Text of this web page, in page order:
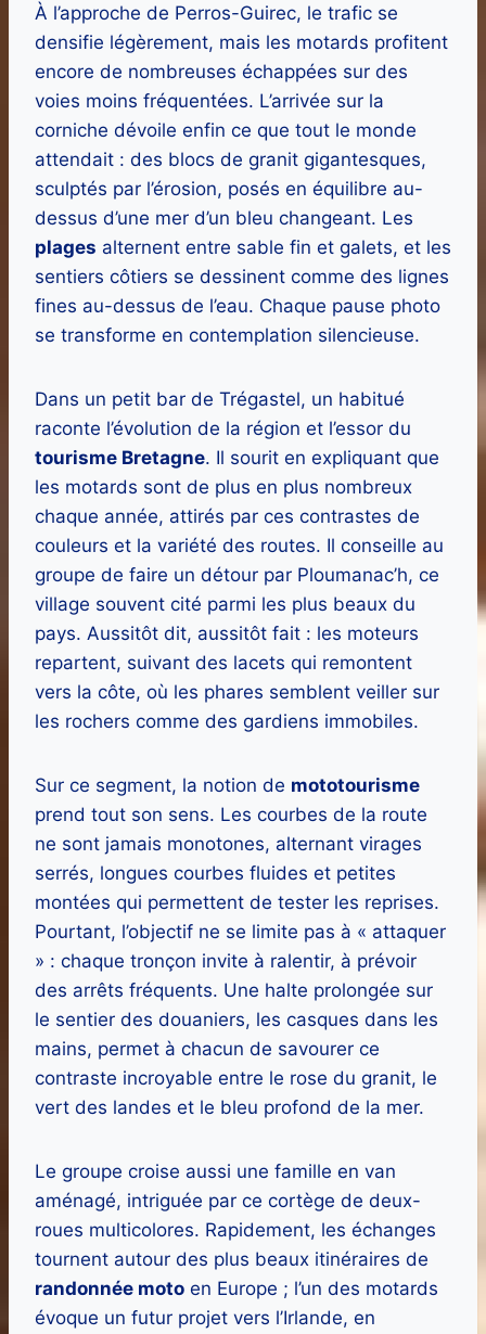
À l’approche de Perros-Guirec, le trafic se
densifie légèrement, mais les motards profitent
encore de nombreuses échappées sur des
voies moins fréquentées. L’arrivée sur la
corniche dévoile enfin ce que tout le monde
attendait : des blocs de granit gigantesques,
sculptés par l’érosion, posés en équilibre au-
dessus d’une mer d’un bleu changeant. Les
plages alternent entre sable fin et galets, et les
sentiers côtiers se dessinent comme des lignes
fines au-dessus de l’eau. Chaque pause photo
se transforme en contemplation silencieuse.
Dans un petit bar de Trégastel, un habitué
raconte l’évolution de la région et l’essor du
tourisme Bretagne. Il sourit en expliquant que
les motards sont de plus en plus nombreux
chaque année, attirés par ces contrastes de
couleurs et la variété des routes. Il conseille au
groupe de faire un détour par Ploumanac’h, ce
village souvent cité parmi les plus beaux du
pays. Aussitôt dit, aussitôt fait : les moteurs
repartent, suivant des lacets qui remontent
vers la côte, où les phares semblent veiller sur
les rochers comme des gardiens immobiles.
Sur ce segment, la notion de mototourisme
prend tout son sens. Les courbes de la route
ne sont jamais monotones, alternant virages
serrés, longues courbes fluides et petites
montées qui permettent de tester les reprises.
Pourtant, l’objectif ne se limite pas à « attaquer
» : chaque tronçon invite à ralentir, à prévoir
des arrêts fréquents. Une halte prolongée sur
le sentier des douaniers, les casques dans les
mains, permet à chacun de savourer ce
contraste incroyable entre le rose du granit, le
vert des landes et le bleu profond de la mer.
Le groupe croise aussi une famille en van
aménagé, intriguée par ce cortège de deux-
roues multicolores. Rapidement, les échanges
tournent autour des plus beaux itinéraires de
randonnée moto en Europe ; l’un des motards
évoque un futur projet vers l’Irlande, en